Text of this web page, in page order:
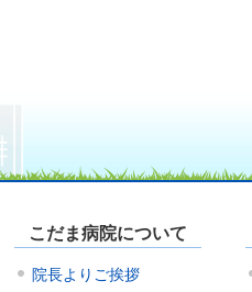
こだま病院について
院長よりご挨拶